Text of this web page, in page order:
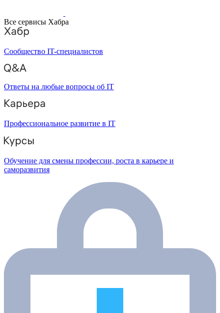
Все сервисы Хабра
Сообщество IT-специалистов
Ответы на любые вопросы об IT
Профессиональное развитие в IT
Обучение для смены профессии, роста в карьере и
саморазвития